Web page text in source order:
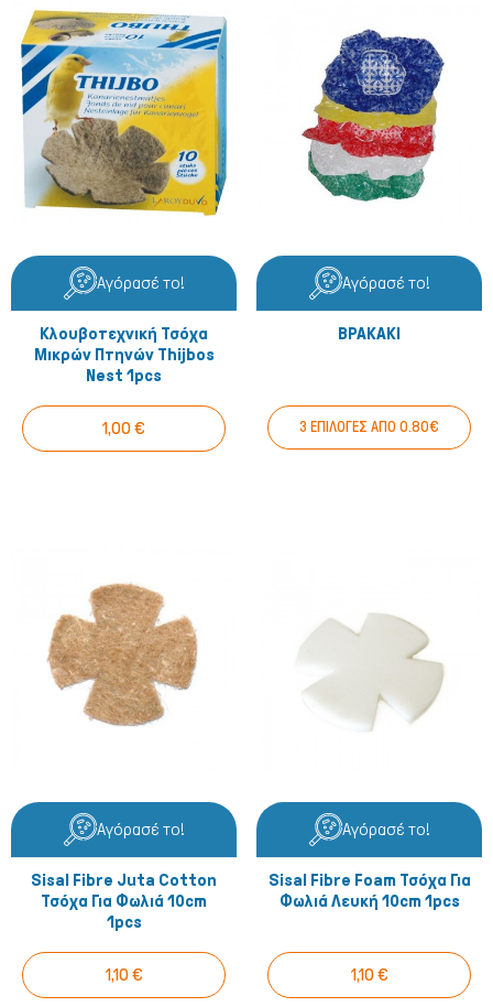
Αγόρασέ το!
Κλουβοτεχνική Τσόχα
Μικρών Πτηνών Thijbos
Nest 1pcs
1,00 €
Αγόρασέ το!
ΒΡΑΚΑΚΙ
3 ΕΠΙΛΟΓΕΣ ΑΠΟ 0.80€
Αγόρασέ το!
Sisal Fibre Juta Cotton
Τσόχα Για Φωλιά 10cm
1pcs
1,10 €
Αγόρασέ το!
Sisal Fibre Foam Τσόχα Για
Φωλιά Λευκή 10cm 1pcs
1,10 €